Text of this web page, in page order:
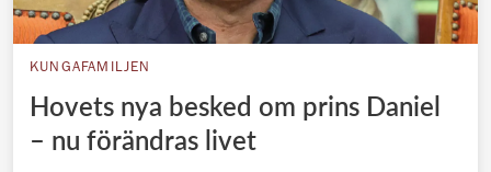
KUNGAFAMILJEN
Hovets nya besked om prins Daniel
– nu förändras livet